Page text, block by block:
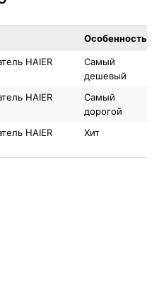
Особенность
HAIER
Самый
дешевый
HAIER
Самый
дорогой
HAIER
Хит